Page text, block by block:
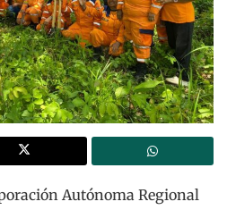
Autónoma Regional